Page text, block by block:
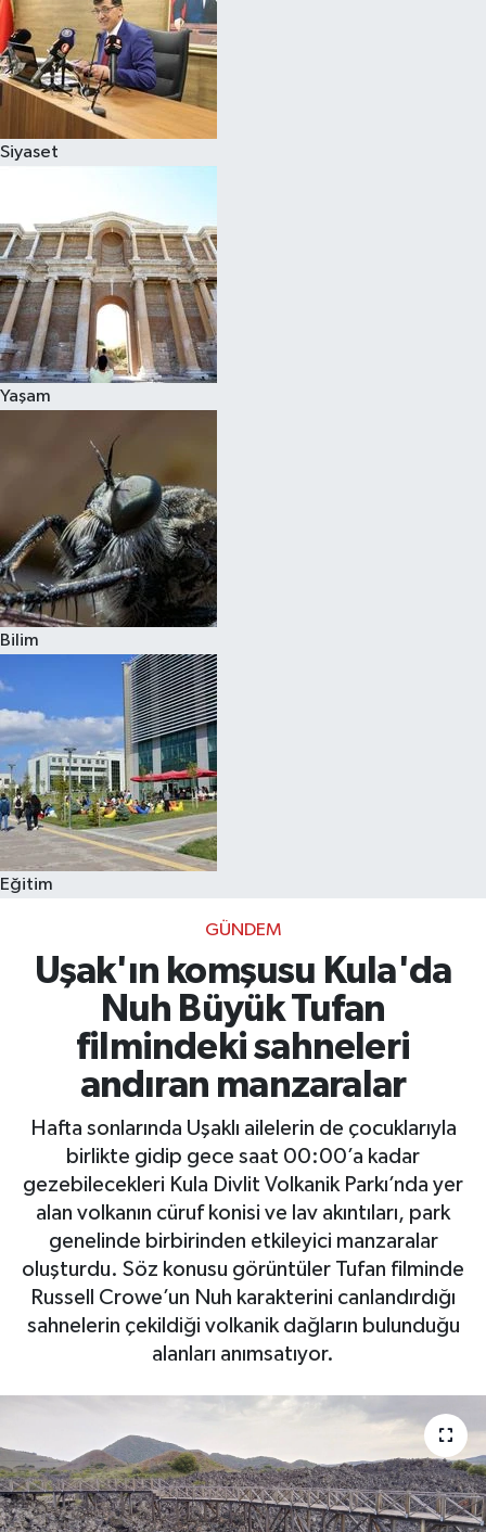
Siyaset
Yaşam
Bilim
Eğitim
GÜNDEM
Uşak'ın komşusu Kula'da
Nuh Büyük Tufan
filmindeki sahneleri
andıran manzaralar
Hafta sonlarında Uşaklı ailelerin de çocuklarıyla
birlikte gidip gece saat 00:00’a kadar
gezebilecekleri Kula Divlit Volkanik Parkı’nda yer
alan volkanın cüruf konisi ve lav akıntıları, park
genelinde birbirinden etkileyici manzaralar
oluşturdu. Söz konusu görüntüler Tufan filminde
Russell Crowe’un Nuh karakterini canlandırdığı
sahnelerin çekildiği volkanik dağların bulunduğu
alanları anımsatıyor.